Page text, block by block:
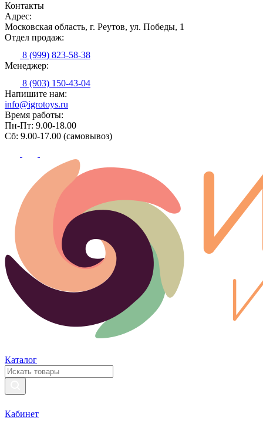
Контакты
Адрес:
Московская область, г. Реутов, ул. Победы, 1
Отдел продаж:
8 (999) 823-58-38
Менеджер:
8 (903) 150-43-04
Напишите нам:
info@igrotoys.ru
Время работы:
Пн-Пт: 9.00-18.00
Сб: 9.00-17.00 (самовывоз)
Каталог
Кабинет